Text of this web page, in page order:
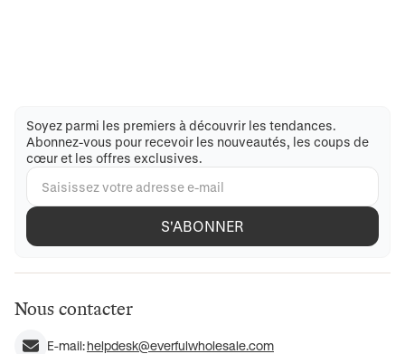
Soyez parmi les premiers à découvrir les tendances.
Abonnez-vous pour recevoir les nouveautés, les coups de
cœur et les offres exclusives.
S'ABONNER
Nous contacter
E-mail:helpdesk@everfulwholesale.com